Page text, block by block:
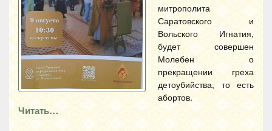
митрополита
Саратовского и
Вольского Игнатия,
будет совершен
Молебен о
прекращении греха
детоубийства, то есть
абортов.
Читать…